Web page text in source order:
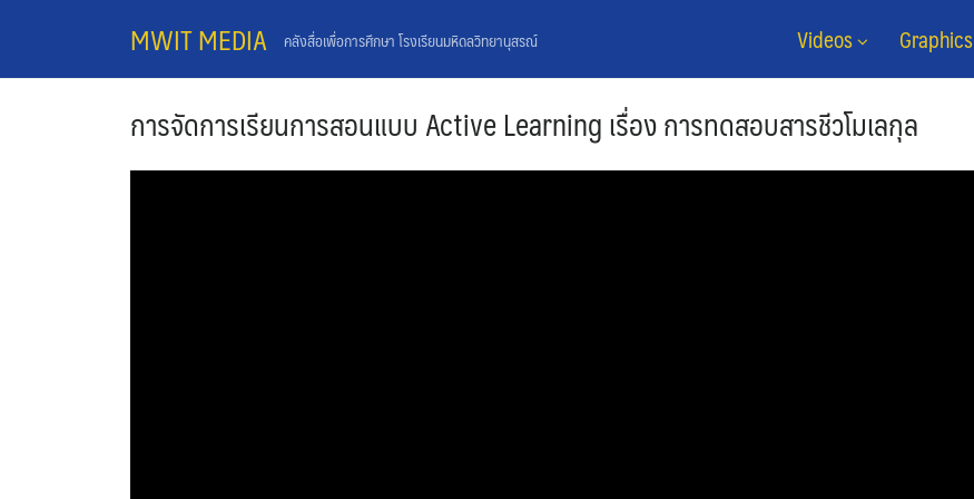
MWIT MEDIA คลังสื่อเพื่อการศึกษา โรงเรียนมหิดลวิทยานุสรณ์ Videos Graphics
การจัดการเรียนการสอนแบบ Active Learning เรื่อง การทดสอบสารชีวโมเลกุล